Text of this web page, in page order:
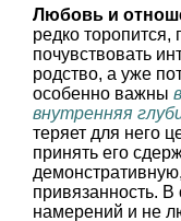
Любовь и
редко торопится,
почувствовать
родство, а уже
особенно важны
внутренняя
теряет для него
принять его
привязанность.
намерений и не